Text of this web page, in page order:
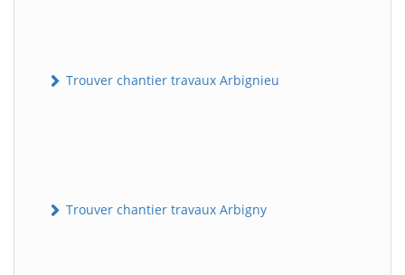
Trouver chantier travaux Arbignieu
Trouver chantier travaux Arbigny